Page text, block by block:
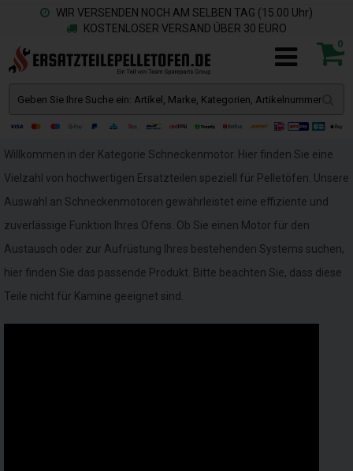
WIR VERSENDEN NOCH AM SELBEN TAG (15.00 Uhr)
KOSTENLOSER VERSAND ÜBER 30 EURO
0
Willkommen in der Kategorie Schneckenmotor. Hier finden Sie eine
Vielzahl von hochwertigen Ersatzteilen speziell für Pelletöfen. Unsere
Auswahl an Schneckenmotoren gewährleistet eine effiziente und
zuverlässige Funktion Ihres Ofens. Ob Sie einen Motor für den
Austausch oder zur Aufrüstung Ihres bestehenden Systems suchen,
hier finden Sie das passende Produkt. Bitte beachten Sie, dass diese
Teile nicht für Kamine geeignet sind.